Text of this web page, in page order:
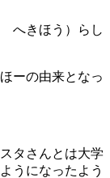
へきほう）
らし
ーの由来となっ
タさんとは大学
うになったよう